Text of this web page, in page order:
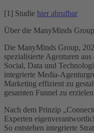
[1] Studie hier abrufbar
Über die ManyMinds Group
Die ManyMinds Group,
spezialisierte Agenturen
Social, Data und
integrierte Media-
Marketing effizient zu
gesamten Funnel zu
Nach dem Prinzip
Experten
So entstehen integrierte